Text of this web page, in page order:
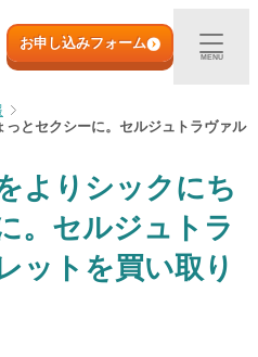
ての方へ
張買取
宅配買取
頭買取
お申し込みフォーム
MENU
とセクシーに。セルジュトラヴァル
よりシックにち
。セルジュトラ
ットを買い取り